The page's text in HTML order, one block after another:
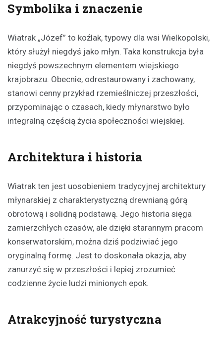
Symbolika i znaczenie
Wiatrak „Józef” to koźlak, typowy dla wsi Wielkopolski,
który służył niegdyś jako młyn. Taka konstrukcja była
niegdyś powszechnym elementem wiejskiego
krajobrazu. Obecnie, odrestaurowany i zachowany,
stanowi cenny przykład rzemieślniczej przeszłości,
przypominając o czasach, kiedy młynarstwo było
integralną częścią życia społeczności wiejskiej.
Architektura i historia
Wiatrak ten jest uosobieniem tradycyjnej architektury
młynarskiej z charakterystyczną drewnianą górą
obrotową i solidną podstawą. Jego historia sięga
zamierzchłych czasów, ale dzięki starannym pracom
konserwatorskim, można dziś podziwiać jego
oryginalną formę. Jest to doskonała okazja, aby
zanurzyć się w przeszłości i lepiej zrozumieć
codzienne życie ludzi minionych epok.
Atrakcyjność turystyczna